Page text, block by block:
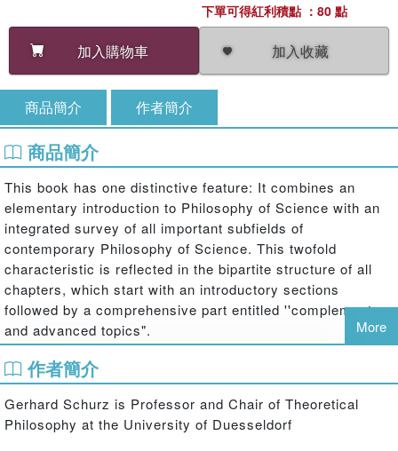
加入購物車 加入收藏
下單可得紅利積點 ：80 點
商品簡介 作者簡介
商品簡介
This book has one distinctive feature: It combines an
elementary introduction to Philosophy of Science with an
integrated survey of all important subfields of
contemporary Philosophy of Science. This twofold
characteristic is reflected in the bipartite structure of all
chapters, which start with an introductory sections
followed by a comprehensive part entitled ''complementary
and advanced topics".
The general philosophical message of the book is
reflected in its subtitle "A unified approach". Behind the
diversity of scientific fields one can recognize a
methodological unity of the sciences. This unity is worked
More
作者簡介
Gerhard Schurz is Professor and Chair of Theoretical
Philosophy at the University of Duesseldorf